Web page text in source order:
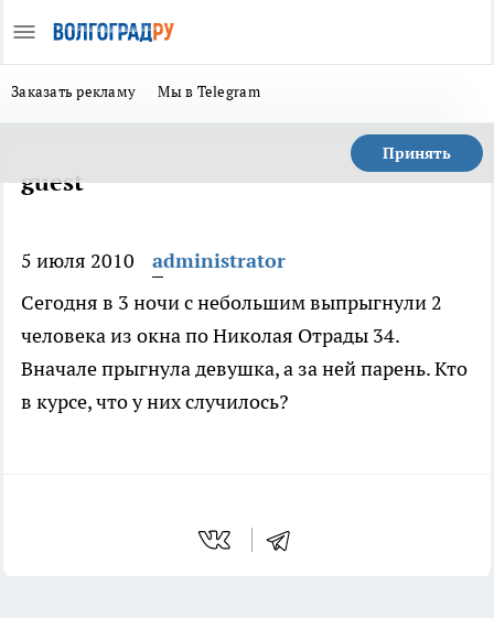
Заказать рекламу Мы в Telegram
Принять
guest
5 июля 2010
administrator
Сегодня в 3 ночи с небольшим выпрыгнули 2
человека из окна по Николая Отрады 34.
Вначале прыгнула девушка, а за ней парень. Кто
в курсе, что у них случилось?